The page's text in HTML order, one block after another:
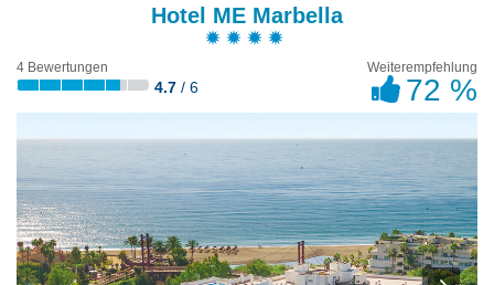
Hotel ME Marbella
4 Bewertungen
4.7 / 6
Weiterempfehlung
72 %